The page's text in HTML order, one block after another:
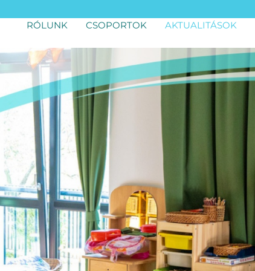
RÓLUNK CSOPORTOK AKTUALITÁSOK
FONTOS